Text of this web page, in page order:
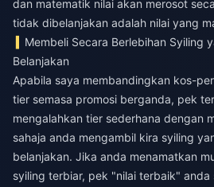
dan matematik nilai akan merosot
tidak dibelanjakan adalah nilai yang
Membeli Secara Berlebihan Syiling
Belanjakan
Apabila saya membandingkan kos-
tier semasa promosi berganda, pek
mengalahkan tier sederhana dengan
sahaja anda mengambil kira syiling
belanjakan. Jika anda menamatkan
syiling terbiar, pek "nilai terbaik"